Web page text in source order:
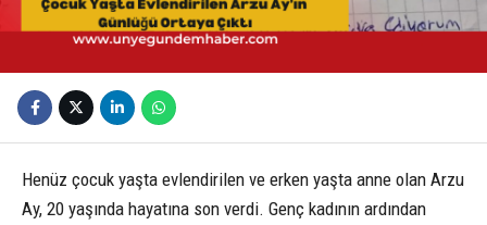
Henüz çocuk yaşta evlendirilen ve erken yaşta anne olan Arzu
Ay, 20 yaşında hayatına son verdi. Genç kadının ardından